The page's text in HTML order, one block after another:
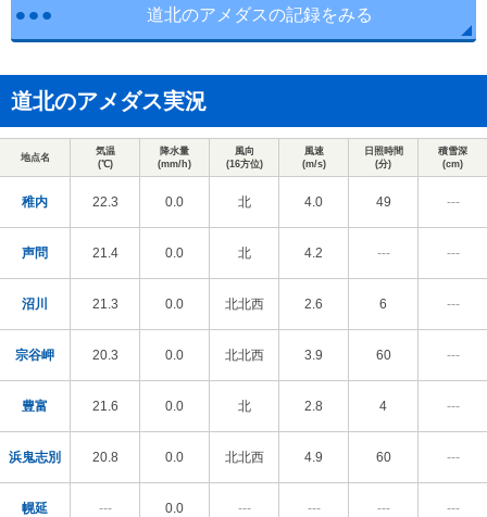
道北のアメダスの記録をみる
道北のアメダス実況
地点名
気温
(℃)
降水量
(mm/h)
風向
(16方位)
風速
(m/s)
日照時間
(分)
積雪深
(cm)
稚内 22.3 0.0 北 4.0 49 ---
声問 21.4 0.0 北 4.2 --- ---
沼川 21.3 0.0 北北西 2.6 6 ---
宗谷岬 20.3 0.0 北北西 3.9 60 ---
豊富 21.6 0.0 北 2.8 4 ---
浜鬼志別 20.8 0.0 北北西 4.9 60 ---
幌延 --- 0.0 --- --- --- ---